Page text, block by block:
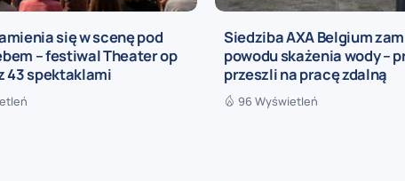
się w scenę pod
– festiwal Theater op
43 spektaklami
Siedziba AXA Belgium
powodu skażenia wody –
przeszli na pracę zdalną
96 Wyświetleń